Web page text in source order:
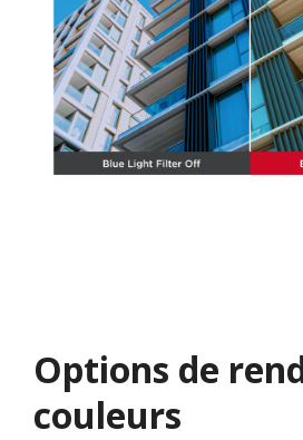
Options de
couleurs